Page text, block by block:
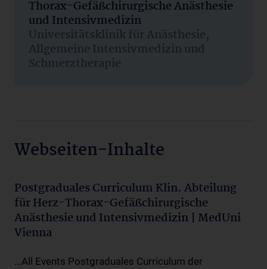
Thorax-Gefäßchirurgische Anästhesie
und Intensivmedizin
Universitätsklinik für Anästhesie,
Allgemeine Intensivmedizin und
Schmerztherapie
Webseiten-Inhalte
Postgraduales Curriculum Klin. Abteilung
für Herz-Thorax-Gefäßchirurgische
Anästhesie und Intensivmedizin | MedUni
Vienna
...All Events Postgraduales Curriculum der